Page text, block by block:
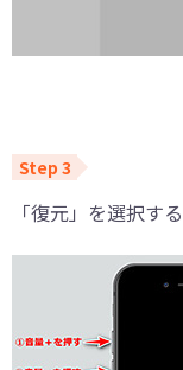
「復元」を選択す